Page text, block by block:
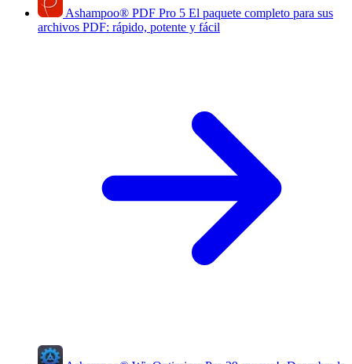
Ashampoo® PDF Pro 5 El paquete completo para sus
archivos PDF: rápido, potente y fácil